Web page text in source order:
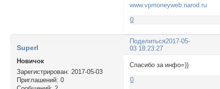
www.vpmoneyweb.narod.ru
0
Поделиться2017-05-
03 18:23:27
SuperI
Новичок
Зарегистрирован: 2017-05-03
Приглашений: 0
Спасибо за инфо=))
0